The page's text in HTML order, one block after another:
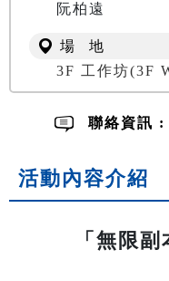
阮柏遠
場 地
3F 工作坊(3F
聯絡資訊 :
活動內容介紹
「無限